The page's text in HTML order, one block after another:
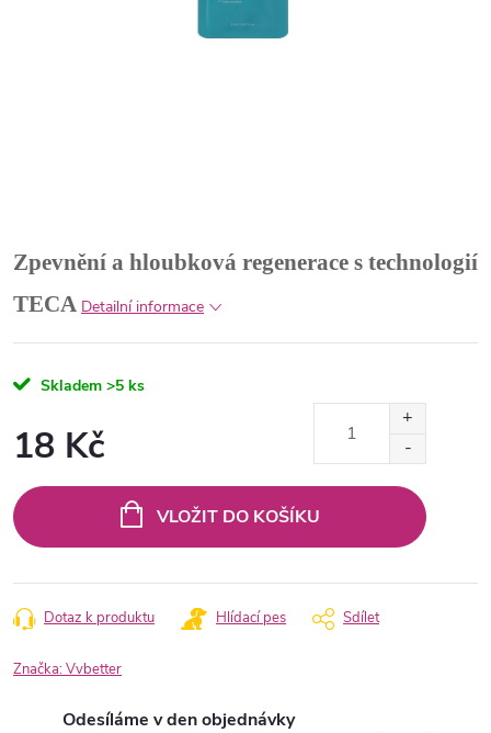
Zpevnění a hloubková regenerace s technologií
TECA Detailní informace
Skladem >5 ks
18 Kč
cena:
VLOŽIT DO KOŠÍKU
Dotaz k produktu Hlídací pes Sdílet
Značka:Vvbetter
Odesíláme v den objednávky